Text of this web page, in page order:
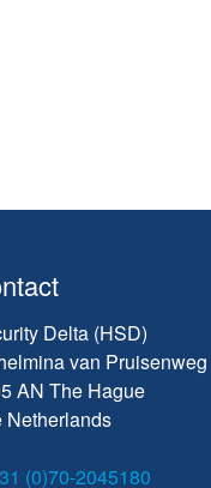
Delta (HSD)
van
AN The Hague
Netherlands
(0)70-2045180